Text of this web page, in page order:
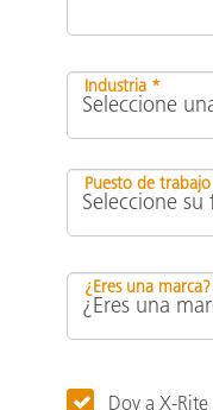
Industria *
Puesto de
¿Eres una
Doy a X-